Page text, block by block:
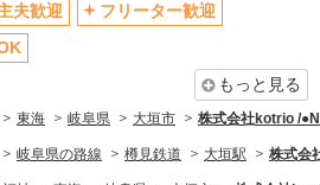
夫歓迎
フリーター歓迎
もっと見る
東海 岐阜県 大垣市 株式会社kotrio /
岐阜県の路線 樽見鉄道 大垣駅 株式会